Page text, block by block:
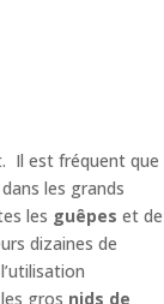
Il est fréquent que
les grands
les guêpes et de
dizaines de
gros nids de